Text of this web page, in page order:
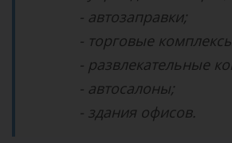
- автозаправки;
- торговые
- развлекательные
- автосалоны;
- здания офисов.